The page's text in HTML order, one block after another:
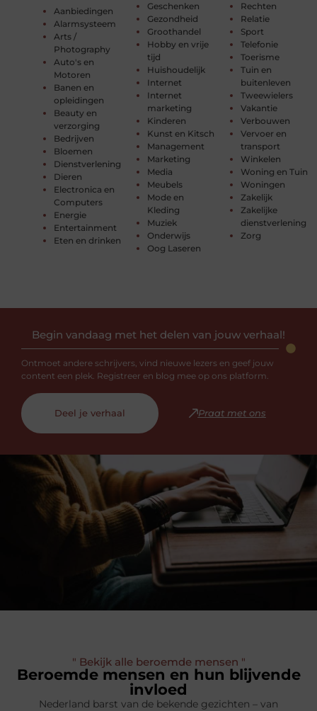
Aanbiedingen
Alarmsysteem
Arts /
Photography
Auto's en
Motoren
Banen en
opleidingen
Beauty en
verzorging
Bedrijven
Bloemen
Dienstverlening
Dieren
Electronica en
Computers
Energie
Entertainment
Eten en drinken
Geschenken
Gezondheid
Groothandel
Hobby en vrije
tijd
Huishoudelijk
Internet
Internet
marketing
Kinderen
Kunst en Kitsch
Management
Marketing
Media
Meubels
Mode en
Kleding
Muziek
Onderwijs
Oog Laseren
Rechten
Relatie
Sport
Telefonie
Toerisme
Tuin en
buitenleven
Tweewielers
Vakantie
Verbouwen
Vervoer en
transport
Winkelen
Woning en Tuin
Woningen
Zakelijk
Zakelijke
dienstverlening
Zorg
Begin vandaag met het delen van jouw verhaal!
Ontmoet andere schrijvers, vind nieuwe lezers en geef jouw
content een plek. Registreer en blog mee op ons platform.
Deel je verhaal Praat met ons
" Bekijk alle beroemde mensen "
Beroemde mensen en hun blijvende
invloed
Nederland barst van de bekende gezichten – van